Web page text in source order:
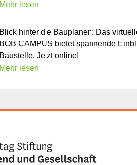
Mehr lesen
Blick hinter die Bauplanen: Das
BOB CAMPUS bietet spannende
Baustelle. Jetzt online!
Mehr lesen